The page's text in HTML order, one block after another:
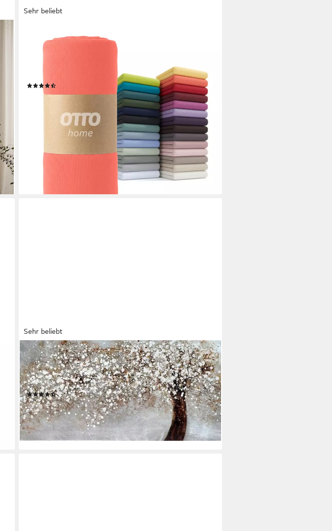
Sehr beliebt
Spannbettlaken PHYSALIS in BASIC und PREMIUM
Qualität, 100% Baumwolle, Jersey (110 g/m), Gummizug:
Bettlaken, Spannbetttuch, pflegeleicht
ab 11,19 € UVP25,99 €
nur bis Dienstag
(5,60 €/ 1 Stk)
lieferbar - in 1-2 Werktagen bei dir
Sehr beliebt
OTTO HOME
Ölbild Albero, in 2 Größen: 80 oder 120cm breit, warme,
natürliche Farben, handbemaltes Leinwandbild auf Rahmen
gespannt
(38)
ab 43,49 € UVP129,99 €
-67%
lieferbar - in 2-3 Werktagen bei dir